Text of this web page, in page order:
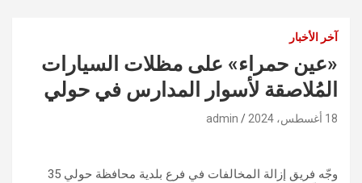
آخر الأخبار
«عين حمراء» على مظلات السيارات
المُلاصقة لأسوار المدارس في حولي
18 أغسطس، 2024 admin
وجّه فريق إزالة المخالفات في فرع بلدية محافظة حولي 35